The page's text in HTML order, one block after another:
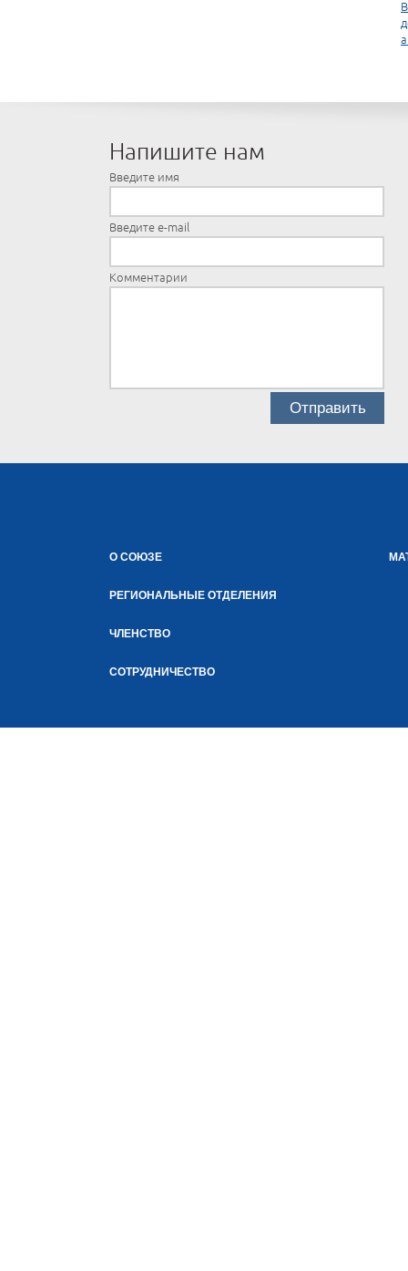
Напишите нам
Введите имя
Введите e-mail
Комментарии
О СОЮЗЕ
РЕГИОНАЛЬНЫЕ ОТДЕЛЕНИЯ
ЧЛЕНСТВО
СОТРУДНИЧЕСТВО